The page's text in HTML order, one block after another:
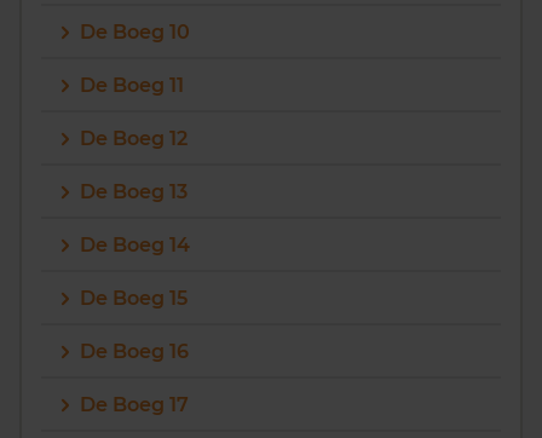
088 220 4200
Maandag t/m vrijdag - 08:00 -18:00
De Boeg 10
De Boeg 11
De Boeg 12
De Boeg 13
De Boeg 14
De Boeg 15
De Boeg 16
De Boeg 17